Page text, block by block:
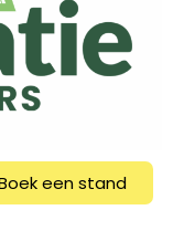
een stand